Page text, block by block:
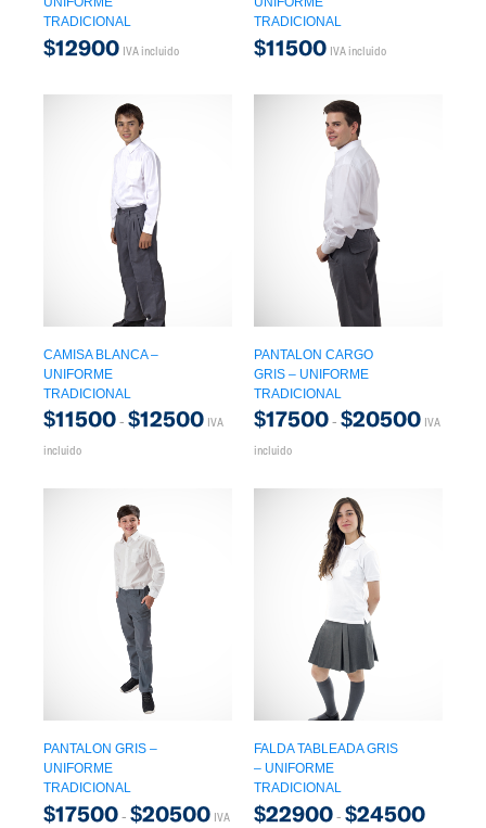
TRADICIONAL
$12900 IVA incluido
TRADICIONAL
$11500 IVA incluido
CAMISA BLANCA –
UNIFORME
TRADICIONAL
$11500 - $12500 IVA
incluido
PANTALON CARGO
GRIS – UNIFORME
TRADICIONAL
$17500 - $20500 IVA
incluido
PANTALON GRIS –
UNIFORME
TRADICIONAL
$17500 - $20500 IVA
FALDA TABLEADA GRIS
– UNIFORME
TRADICIONAL
$22900 - $24500